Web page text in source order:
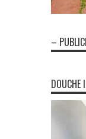
–
DOUCHE